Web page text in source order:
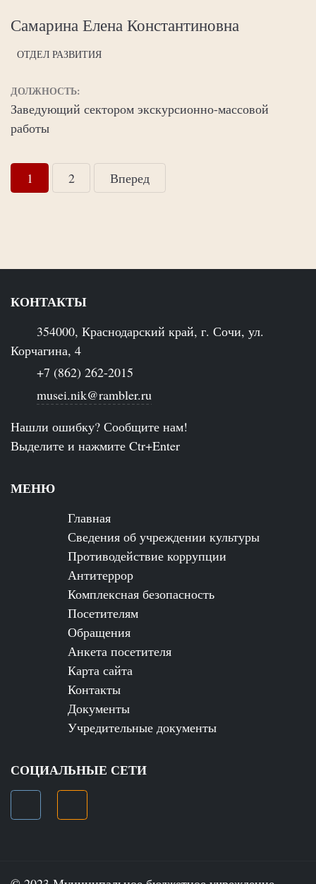
Самарина Елена Константиновна
ОТДЕЛ РАЗВИТИЯ
ДОЛЖНОСТЬ:
Заведующий сектором экскурсионно-массовой
работы
1 2 Вперед
КОНТАКТЫ
354000, Краснодарский край, г. Сочи, ул.
Корчагина, 4
+7 (862) 262-2015
musei.nik@rambler.ru
Нашли ошибку? Сообщите нам!
Выделите и нажмите Ctr+Enter
МЕНЮ
Главная
Сведения об учреждении культуры
Противодействие коррупции
Антитеррор
Комплексная безопасность
Посетителям
Обращения
Анкета посетителя
Карта сайта
Контакты
Документы
Учредительные документы
СОЦИАЛЬНЫЕ СЕТИ